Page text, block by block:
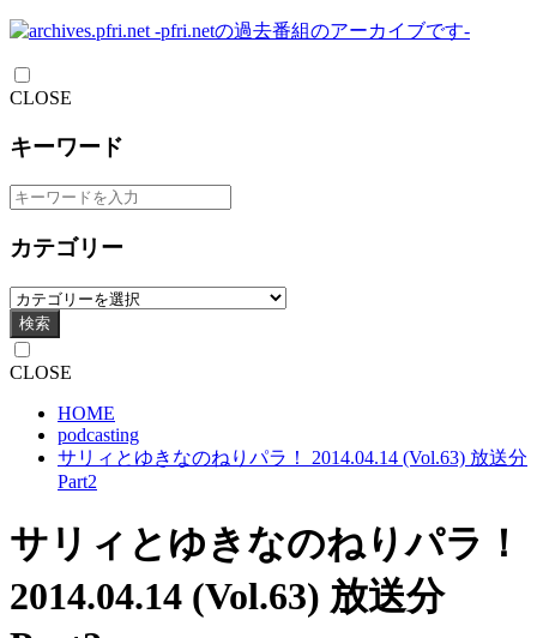
CLOSE
キーワード
カテゴリー
検索
CLOSE
HOME
podcasting
サリィとゆきなのねりパラ！ 2014.04.14 (Vol.63) 放送分
Part2
サリィとゆきなのねりパラ！
2014.04.14 (Vol.63) 放送分